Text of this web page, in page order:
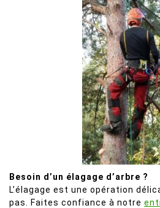
Besoin d’un élagage d’arbre ?
L’élagage est une opération
pas. Faites confiance à notre